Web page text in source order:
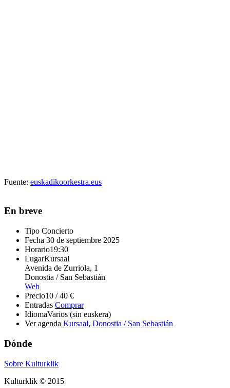
Fuente: euskadikoorkestra.eus
En breve
Tipo Concierto
Fecha 30 de septiembre 2025
Horario19:30
LugarKursaal
Avenida de Zurriola, 1
Donostia / San Sebastián
Web
Precio10 / 40 €
Entradas Comprar
IdiomaVarios (sin euskera)
Ver agenda Kursaal, Donostia / San Sebastián
Dónde
Sobre Kulturklik
Kulturklik © 2015